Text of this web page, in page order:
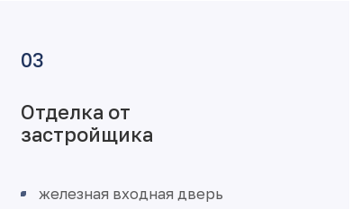
Отделка от
застройщика
железная входная дверь